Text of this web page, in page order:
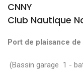
CNNY
Club Nautique
Port de plaisance de
(Bassin